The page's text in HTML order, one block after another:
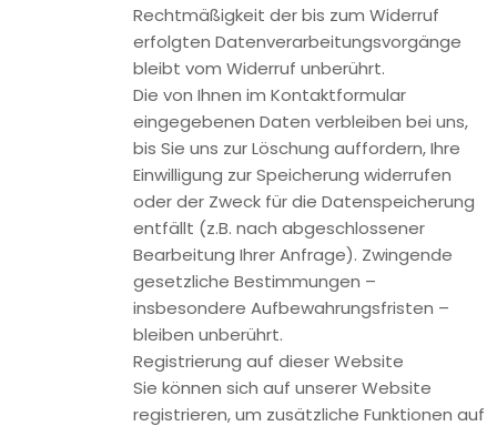
nur dann, wenn Sie der Übermittlung ausdrücklich
zugestimmt haben. Eine Weitergabe Ihrer Daten an Dritte
ohne ausdrückliche Einwilligung, etwa zu Zwecken der
Werbung, erfolgt nicht.
Grundlage für die Datenverarbeitung ist Art. 6 Abs. 1 lit. b
DSGVO, der die Verarbeitung von Daten zur Erfüllung eines
Vertrags oder vorvertraglicher Maßnahmen gestattet.
Datenübermittlung bei Vertragsschluss für Dienstleistungen
und digitale Inhalte
Wir übermitteln personenbezogene Daten an Dritte nur
dann, wenn dies im Rahmen der Vertragsabwicklung
notwendig ist, etwa an das mit der Zahlungsabwicklung
beauftragte Kreditinstitut.
Eine weitergehende Übermittlung der Daten erfolgt nicht
bzw. nur dann, wenn Sie der Übermittlung ausdrücklich
zugestimmt haben. Eine Weitergabe Ihrer Daten an Dritte